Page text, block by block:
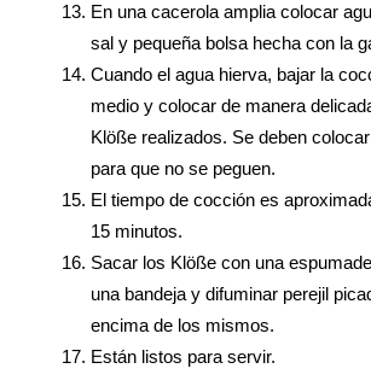
En una cacerola amplia colocar
sal y pequeña bolsa hecha con la
Cuando el agua hierva, bajar la
medio y colocar de manera
Klöße realizados. Se deben
para que no se peguen.
El tiempo de cocción es
15 minutos.
Sacar los Klöße con una
una bandeja y difuminar perejil
encima de los mismos.
Están listos para servir.